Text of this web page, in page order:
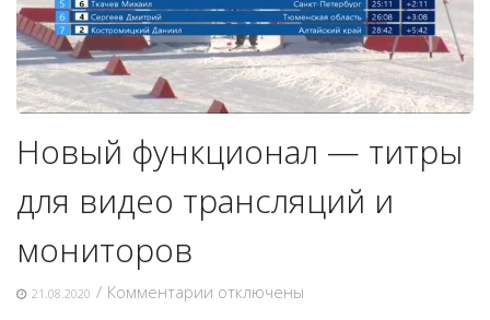
Новый функционал — титры
для видео трансляций и
мониторов
21.08.2020 / Комментарии котключены